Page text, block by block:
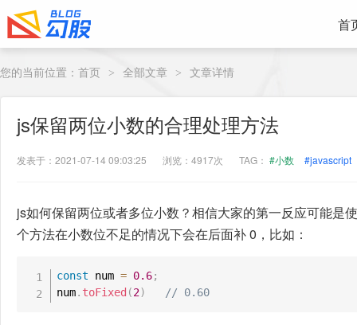
首
您的当前位置： 首页 > 全部文章 > 文章详情
js保留两位小数的合理处理方法
发表于：2021-07-14 09:03:25 浏览：4917次 TAG： #小数 #javascript
js如何保留两位或者多位小数？相信大家的第一反应可能是
个方法在小数位不足的情况下会在后面补 0，比如：
const num = 0.6;
num. toFixed (2) // 0.60